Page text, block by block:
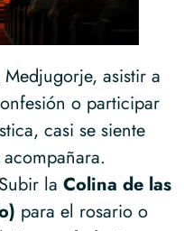
Medjugorje, asistir a
o participar
casi se siente
Subir la Colina de las
para el rosario o